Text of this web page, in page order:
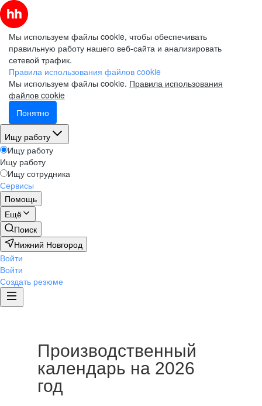
Мы используем файлы cookie, чтобы обеспечивать
правильную работу нашего веб-сайта и анализировать
сетевой трафик.
Правила использования файлов cookie
Мы используем файлы cookie. Правила использования
файлов cookie
Понятно
Ищу работу
Ищу работу
Ищу работу
Ищу сотрудника
Сервисы
Помощь
Ещё
Поиск
Нижний Новгород
Войти
Войти
Создать резюме
Производственный
календарь на 2026
год